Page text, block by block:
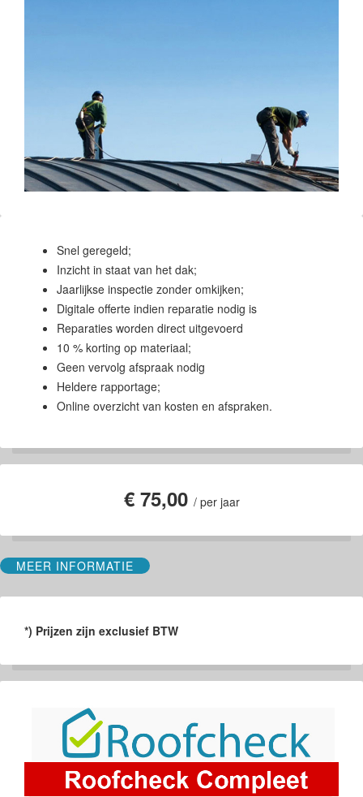
Snel geregeld;
Inzicht in staat van het dak;
Jaarlijkse inspectie zonder omkijken;
Digitale offerte indien reparatie nodig is
Reparaties worden direct uitgevoerd
10 % korting op materiaal;
Geen vervolg afspraak nodig
Heldere rapportage;
Online overzicht van kosten en afspraken.
€ 75,00 / per jaar
MEER INFORMATIE
*) Prijzen zijn exclusief BTW